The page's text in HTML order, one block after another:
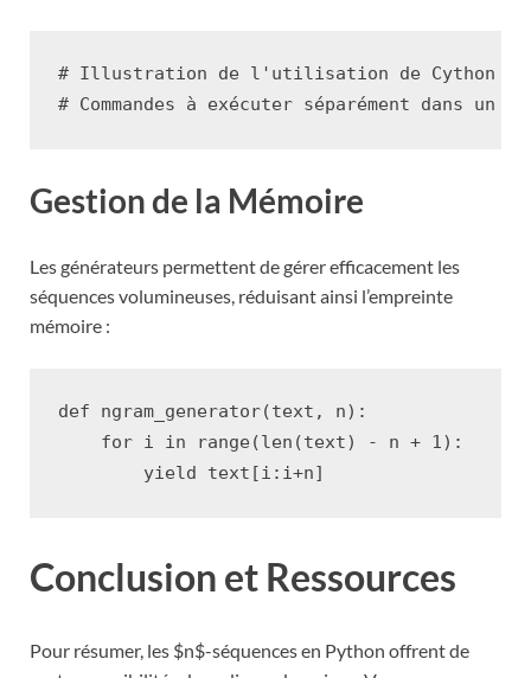
# Illustration de l'utilisation de Cython
# Commandes à exécuter séparément dans un
Gestion de la Mémoire
Les générateurs permettent de gérer efficacement les
séquences volumineuses, réduisant ainsi l’empreinte
mémoire :
def ngram_generator(text , n):
for i in range (len (text) - n + 1):
yield
text [i : i+n]
Conclusion et Ressources
Pour résumer, les $n$-séquences en Python offrent de